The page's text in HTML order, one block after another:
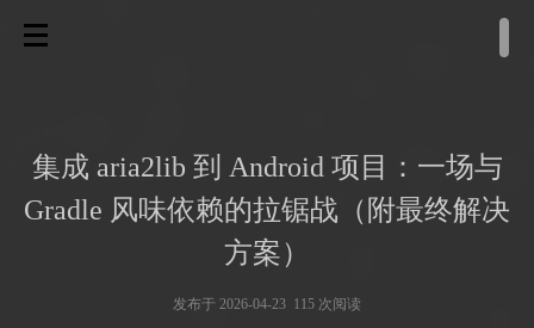
集成 aria2lib 到 Android 项目：一场与
Gradle 风味依赖的拉锯战（附最终解决
方案）
发布于 2026-04-23 115 次阅读